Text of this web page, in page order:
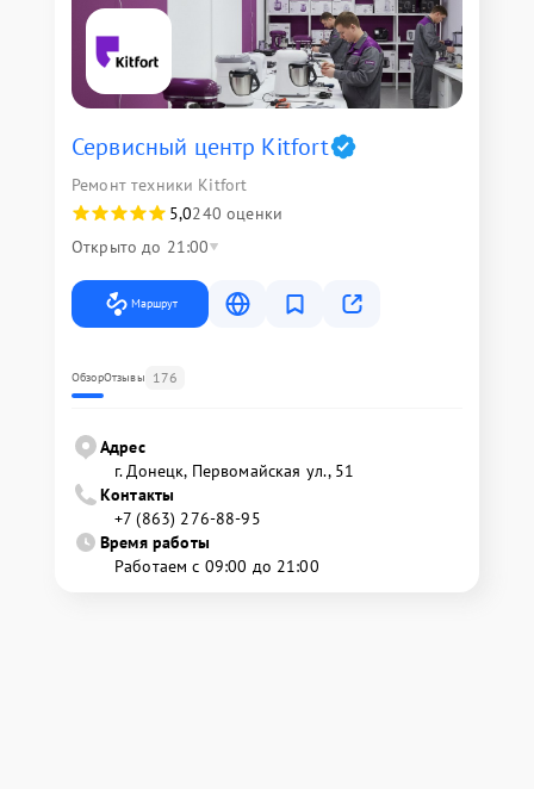
Сервисный центр Kitfort
Ремонт техники Kitfort
5,0240 оценки
Открыто до 21:00
Маршрут
ОбзорОтзывы 176
Адрес
г. Донецк, Первомайская ул., 51
Контакты
+7 (863) 276-88-95
Время работы
Работаем с 09:00 до 21:00